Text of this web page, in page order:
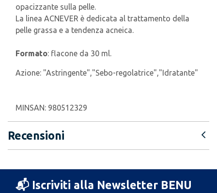
opacizzante sulla pelle.
La linea ACNEVER è dedicata al trattamento della
pelle grassa e a tendenza acneica.
Formato: flacone da 30 ml.
Azione: "Astringente","Sebo-regolatrice","Idratante"
MINSAN: 980512329
Recensioni
📬 Iscriviti alla Newsletter BENU